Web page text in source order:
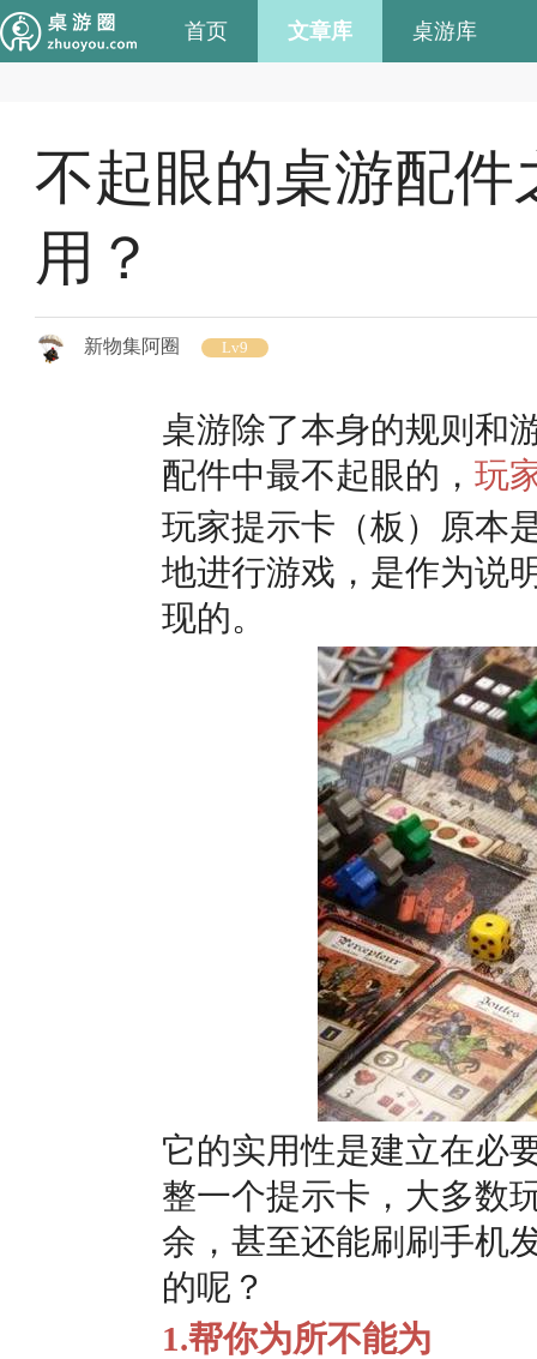
首页 文章库 桌游库
不起眼的桌游配
用？
新物集阿圈 Lv9
桌游除了本身的规则和
配件中最不起眼的， 玩
玩家提示卡（板）原本
地进行游戏，是作为说
现的。
它的实用性是建立在必
整一个提示卡，大多数
余，甚至还能刷刷手机
的呢？
1.帮你为所不能为